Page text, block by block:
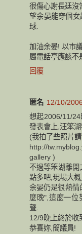
很傷心謝長廷沒
望余晏能穿個
球.
加油余晏! 以市
屬電話亭應該不
回覆
匿名 12/10/
想起2006/11/
發表會上,汪笨
(我拍了些照片
http://
gallery )
不過等笨湖離開
點多吧,現場大
余晏仍是很熱情
麼晚",這麼一位
聲.
12/9晚上終於收
恭喜妳,簡議員!